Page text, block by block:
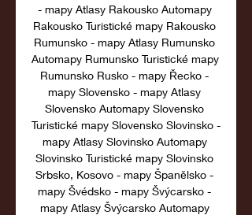
- mapy Atlasy Rakousko Automapy
Rakousko Turistické mapy Rakousko
Rumunsko - mapy Atlasy Rumunsko
Automapy Rumunsko Turistické mapy
Rumunsko Rusko - mapy Řecko -
mapy Slovensko - mapy Atlasy
Slovensko Automapy Slovensko
Turistické mapy Slovensko Slovinsko -
mapy Atlasy Slovinsko Automapy
Slovinsko Turistické mapy Slovinsko
Srbsko, Kosovo - mapy Španělsko -
mapy Švédsko - mapy Švýcarsko -
mapy Atlasy Švýcarsko Automapy